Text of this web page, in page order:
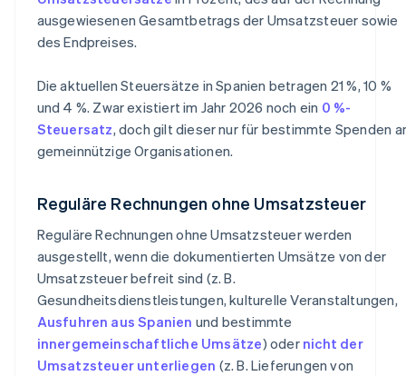
ausgewiesenen Gesamtbetrags der Umsatzsteuer sowie
des Endpreises.
Die aktuellen Steuersätze in Spanien betragen 21 %, 10 %
und 4 %. Zwar existiert im Jahr 2026 noch ein 0 %-
Steuersatz, doch gilt dieser nur für bestimmte Spenden
gemeinnützige Organisationen.
Reguläre Rechnungen ohne Umsatzsteuer
Reguläre Rechnungen ohne Umsatzsteuer werden
ausgestellt, wenn die dokumentierten Umsätze von der
Umsatzsteuer befreit sind (z. B.
Gesundheitsdienstleistungen, kulturelle Veranstaltungen,
Ausfuhren aus Spanien und bestimmte
innergemeinschaftliche Umsätze) oder nicht der
Umsatzsteuer unterliegen (z. B. Lieferungen von